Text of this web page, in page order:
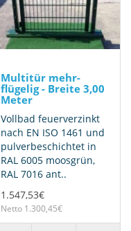
Multitür mehr-
flügelig - Breite 3,00
Meter
Vollbad feuerverzinkt
nach EN ISO 1461 und
pulverbeschichtet in
RAL 6005 moosgrün,
RAL 7016 ant..
1.547,53€
Netto 1.300,45€